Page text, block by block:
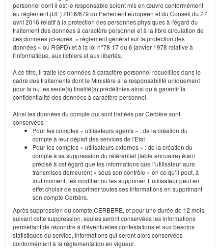
personnel dont il est le responsable soient mis en œuvre conformément
au règlement (UE) 2016/679 du Parlement européen et du Conseil du 27
avril 2016 relatif à la protection des personnes physiques à l'égard du
traitement des données à caractère personnel et à la libre circulation de
ces données (ci-après, « règlement général sur la protection des
données » ou RGPD) et à la loi n°78-17 du 6 janvier 1978 relative à
l'informatique, aux fichiers et aux libertés.
A ce titre, il traite les données à caractère personnel recueillies dans le
cadre des traitements dont le Ministère a la responsabilité uniquement
pour la ou les seule(s) finalité(s) prédéfinies ainsi qu’à garantir la
confidentialité des données à caractère personnel.
Ainsi les données du compte qui sont traitées par Cerbère sont
conservées :
Pour les comptes « utilisateurs agents » : de la création du
compte à leur départ des services de l'Etat
Pour les comptes « utilisateurs externes » : de la création du
compte à sa suppression du référentiel (table annuaire) étant
précisé à cet égard que les informations que l’utilisateur aura
transmises demeurent « sous son contrôle » en ce qu’il peut, à
tout moment, les modifier ou les supprimer. L’utilisateur peut en
effet choisir de supprimer toutes ses informations en supprimant
son compte Cerbère.
Après suppression du compte CERBERE, et pour une durée de 12 mois
suivant cette suppression, seules seront conservées les informations
permettant de répondre à d'éventuelles contestations et aux besoins
statistiques du service, informations qui seront alors conservées
conformément à la réglementation en vigueur.